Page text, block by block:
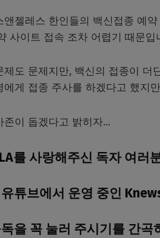
앤젤레스 한인들의 백신접종 예
사이트 접속 조차 어렵기 때문입
제도 문제지만, 백신의 접종이
에게 접종 주사를 하겠다고 했지
존이 돕겠다고 밝히자…
를 사랑해주신 독자 여러
튜브에서 운영 중인
을 꼭 눌러 주시기를 간곡